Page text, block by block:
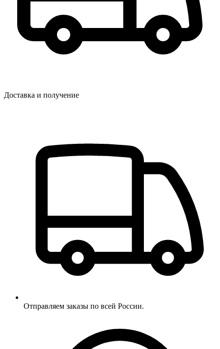
Доставка и получение
Отправляем заказы по всей России.